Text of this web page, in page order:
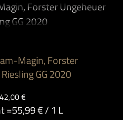
Magin, Forster
GG 2020
42,00 €
=55,99 €/ 1 L